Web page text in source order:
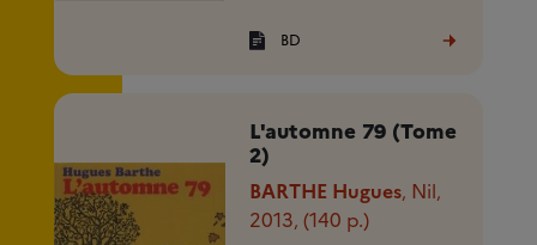
BD
L'automne 79 (Tome
2)
BARTHE Hugues, Nil,
2013,(140 p.)